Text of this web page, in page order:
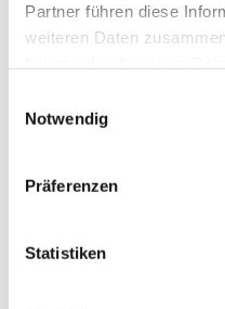
Partner führen diese
weiteren Daten
Notwendig
Präferenzen
Statistiken
Dies